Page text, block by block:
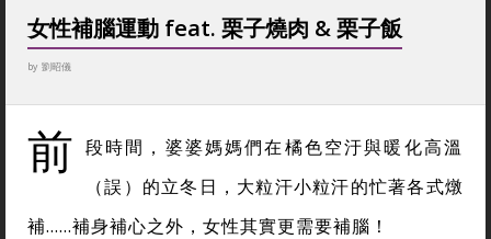
女性補腦運動 feat. 栗子燒肉 & 栗子飯
by 劉昭儀
前 段時間，婆婆媽媽們在橘色空汙與暖化高溫
（誤）的立冬日，大粒汗小粒汗的忙著各式燉
補……補身補心之外，女性其實更需要補腦！